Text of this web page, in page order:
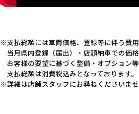
支払総額には車両価格、登録等に伴う費
当月県内登録（届出）・店頭納車での価格
お客様の要望に基づく整備・オプション
支払総額は消費税込みとなっております。
詳細は店舗スタッフにお尋ねくださいませ